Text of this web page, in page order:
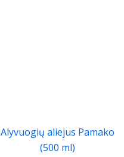
Alyvuogių aliejus Pamako
(500 ml)